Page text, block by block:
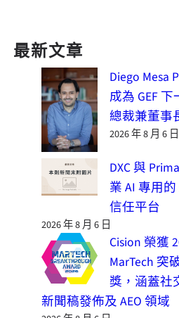
最新文章
Diego Mesa
成為 GEF
總裁兼董事
2026 年 8 月 6 日
DXC 與
業 AI 專用
信任平台
2026 年 8 月 6 日
Cision 榮獲
MarTech 突
獎，涵蓋社
新聞稿發佈及 AEO 領域